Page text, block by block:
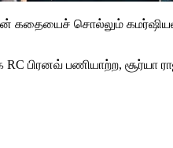
சொல்லும் கமர்ஷியல்
பிரனவ் பணியாற்ற,